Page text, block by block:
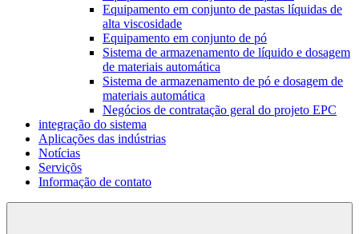
Equipamento em conjunto de pastas líquidas de
alta viscosidade
Equipamento em conjunto de pó
Sistema de armazenamento de líquido e dosagem
de materiais automática
Sistema de armazenamento de pó e dosagem de
materiais automática
Negócios de contratação geral do projeto EPC
integração do sistema
Aplicações das indústrias
Notícias
Serviçõs
Informação de contato